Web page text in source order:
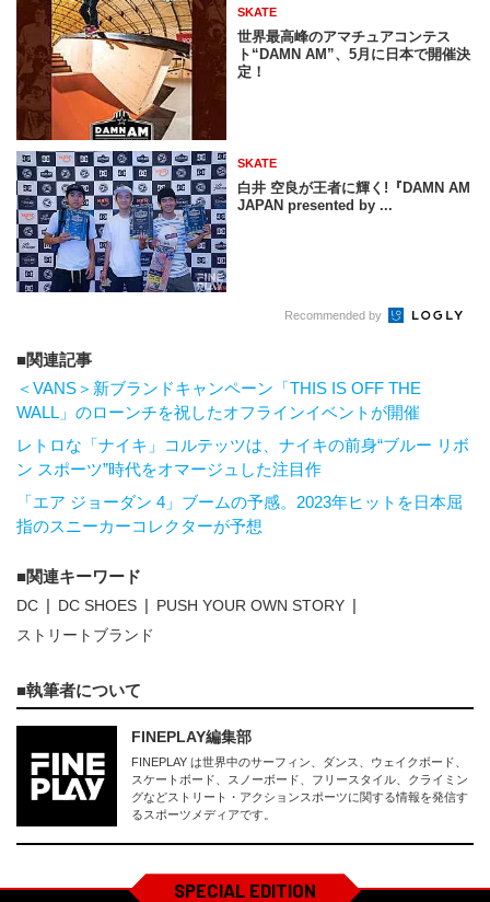
SKATE
世界最高峰のアマチュアコンテス
ト“DAMN AM”、5月に日本で開催決
定！
SKATE
白井 空良が王者に輝く!『DAMN AM
JAPAN presented by ...
Recommended by
関連記事
＜VANS＞新ブランドキャンペーン「THIS IS OFF THE
WALL」のローンチを祝したオフラインイベントが開催
レトロな「ナイキ」コルテッツは、ナイキの前身“ブルー リボ
ン スポーツ”時代をオマージュした注目作
「エア ジョーダン 4」ブームの予感。2023年ヒットを日本屈
指のスニーカーコレクターが予想
関連キーワード
DC DC SHOES
PUSH YOUR OWN STORY
ストリートブランド
執筆者について
FINEPLAY編集部
FINEPLAY は世界中のサーフィン、ダンス、ウェイクボード、
スケートボード、スノーボード、フリースタイル、クライミン
グなどストリート・アクションスポーツに関する情報を発信す
るスポーツメディアです。
SPECIAL EDITION